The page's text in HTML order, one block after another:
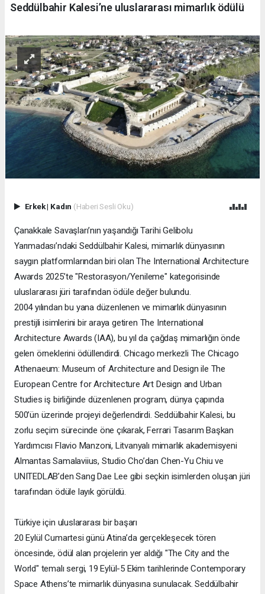
Seddülbahir Kalesi’ne uluslararası mimarlık ödülü
Erkek| Kadın (Haberi Sesli Oku)
Çanakkale Savaşları’nın yaşandığı Tarihi Gelibolu
Yarımadası’ndaki Seddülbahir Kalesi, mimarlık dünyasının
saygın platformlarından biri olan The International Architecture
Awards 2025’te "Restorasyon/Yenileme" kategorisinde
uluslararası jüri tarafından ödüle değer bulundu.
2004 yılından bu yana düzenlenen ve mimarlık dünyasının
prestijli isimlerini bir araya getiren The International
Architecture Awards (IAA), bu yıl da çağdaş mimarlığın önde
gelen örneklerini ödüllendirdi. Chicago merkezli The Chicago
Athenaeum: Museum of Architecture and Design ile The
European Centre for Architecture Art Design and Urban
Studies iş birliğinde düzenlenen program, dünya çapında
500’ün üzerinde projeyi değerlendirdi. Seddülbahir Kalesi, bu
zorlu seçim sürecinde öne çıkarak, Ferrari Tasarım Başkan
Yardımcısı Flavio Manzoni, Litvanyalı mimarlık akademisyeni
Almantas Samalaviius, Studio Cho’dan Chen-Yu Chiu ve
UNITEDLAB’den Sang Dae Lee gibi seçkin isimlerden oluşan jüri
tarafından ödüle layık görüldü.
Türkiye için uluslararası bir başarı
20 Eylül Cumartesi günü Atina’da gerçekleşecek tören
öncesinde, ödül alan projelerin yer aldığı "The City and the
World" temalı sergi, 19 Eylül-5 Ekim tarihlerinde Contemporary
Space Athens’te mimarlık dünyasına sunulacak. Seddülbahir